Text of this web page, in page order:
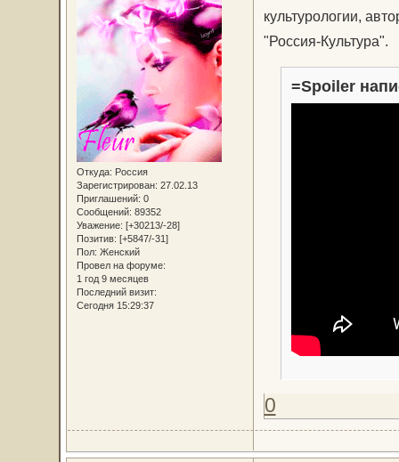
Откуда: Россия
Зарегистрирован: 27.02.13
Приглашений: 0
Сообщений: 89352
Уважение: [+30213/-28]
Позитив: [+5847/-31]
Пол: Женский
Провел на форуме:
1 год 9 месяцев
Последний визит:
Сегодня 15:29:37
культурологии,
"Россия-Культура".
=Spoiler
0